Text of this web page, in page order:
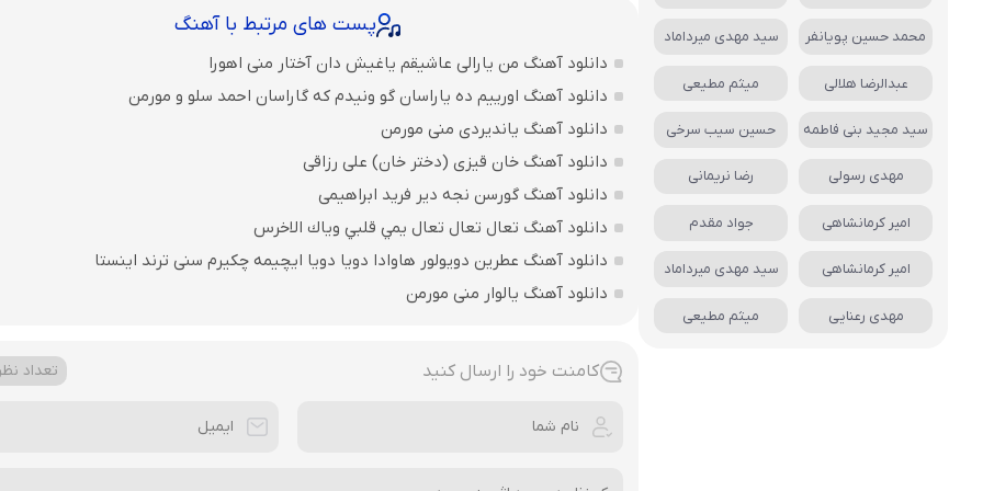
پست های مرتبط با آهنگ
دانلود آهنگ من یارالی عاشیقم یاغیش دان آختار منی اهورا
دانلود آهنگ اورییم ده یاراسان گو ونیدم که گاراسان احمد سلو و مورمن
دانلود آهنگ یاندیردی منی مورمن
دانلود آهنگ خان قیزی (دختر خان) علی رزاقی
دانلود آهنگ گورسن نجه دیر فرید ابراهیمی
دانلود آهنگ تعال تعال تعال يمي قلبي وياك الاخرس
دانلود آهنگ عطرین دویولور هاوادا دویا دویا ایچیمه چکیرم سنی ترند اینستا
دانلود آهنگ یالوار منی مورمن
کامنت خود را ارسال کنید تعداد
محمد حسین پویانفر سید مهدی میرداماد
عبدالرضا هلالی میثم مطیعی
سید مجید بنی فاطمه حسین سیب سرخی
مهدی رسولی رضا نریمانی
امیر کرمانشاهی جواد مقدم
امیر کرمانشاهی سید مهدی میرداماد
مهدی رعنایی میثم مطیعی